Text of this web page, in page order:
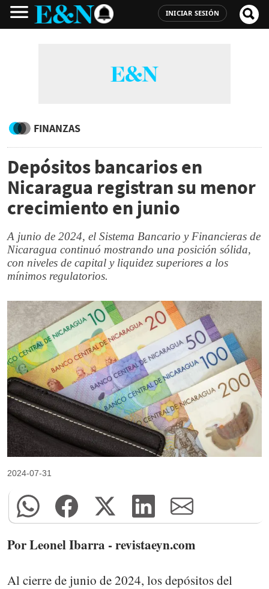
INICIAR SESIÓN
FINANZAS
Depósitos bancarios en
Nicaragua registran su menor
crecimiento en junio
A junio de 2024, el Sistema Bancario y Financieras de
Nicaragua continuó mostrando una posición sólida,
con niveles de capital y liquidez superiores a los
mínimos regulatorios.
2024-07-31
Por Leonel Ibarra - revistaeyn.com
Al cierre de junio de 2024, los depósitos del